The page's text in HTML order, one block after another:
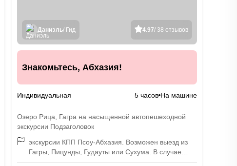
4.97/ 38 отзывов
Даниэль/ Гид
Знакомьтесь, Абхазия!
Индивидуальная 5 часов На машине
Озеро Рица, Гагра на насыщенной автопешеходной
экскурсии Подзаголовок
экскурсии КПП Псоу-Абхазия. Возможен выезд из
Гагры, Пицунды, Гудауты или Сухума. В случае
выезда из Пицунды, Гудауты или Сухума, посетить